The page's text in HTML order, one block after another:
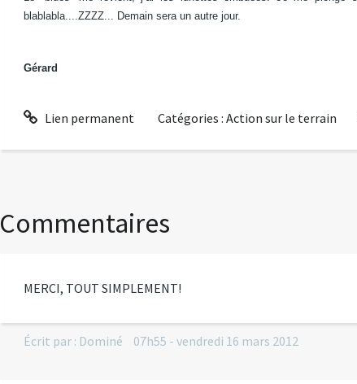
blablabla....ZZZZ... Demain sera un autre jour.
Gérard
Lien permanent Catégories :Action sur le terrain
Commentaires
MERCI, TOUT SIMPLEMENT!
Écrit par : Dominé 07h55 - vendredi 16 mars 2012